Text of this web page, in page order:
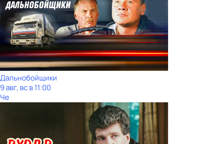
Дальнобойщики
9 авг, вс в 11:00
Че